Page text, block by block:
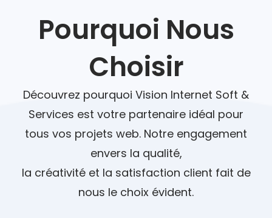
Pourquoi Nous
Choisir
Découvrez pourquoi Vision Internet Soft &
Services est votre partenaire idéal pour
tous vos projets web. Notre engagement
envers la qualité,
la créativité et la satisfaction client fait de
nous le choix évident.